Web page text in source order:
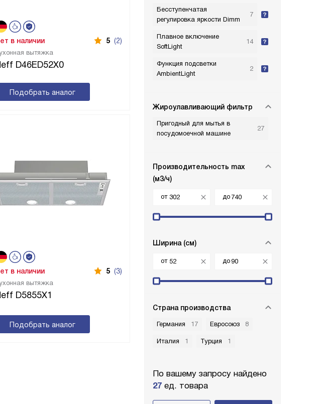
Бесступенчатая
регулировка яркости Dimm
7
Плавное включение
SoftLight
14
Функция подсветки
AmbientLight
2
Жироулавливающий фильтр
Пригодный для мытья в
посудомоечной машине
27
Производительность max
(м3/ч)
от до
Ширина (см)
от до
Страна производства
Германия 17 Евросоюз 8
Италия 1 Турция 1
По вашему запросу найдено
27 ед. товара
вытяжка
D46ED52X0
в наличии 5 (2)
Подобрать аналог
вытяжка
D5855X1
в наличии 5 (3)
Подобрать аналог